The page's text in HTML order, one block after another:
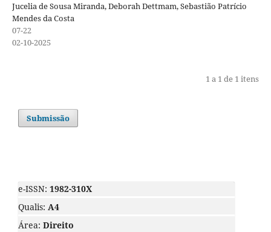
Jucelia de Sousa Miranda, Deborah Dettmam, Sebastião Patrício
Mendes da Costa
07-22
02-10-2025
1 a 1 de 1 itens
Submissão
e-ISSN: 1982-310X
Qualis: A4
Área: Direito